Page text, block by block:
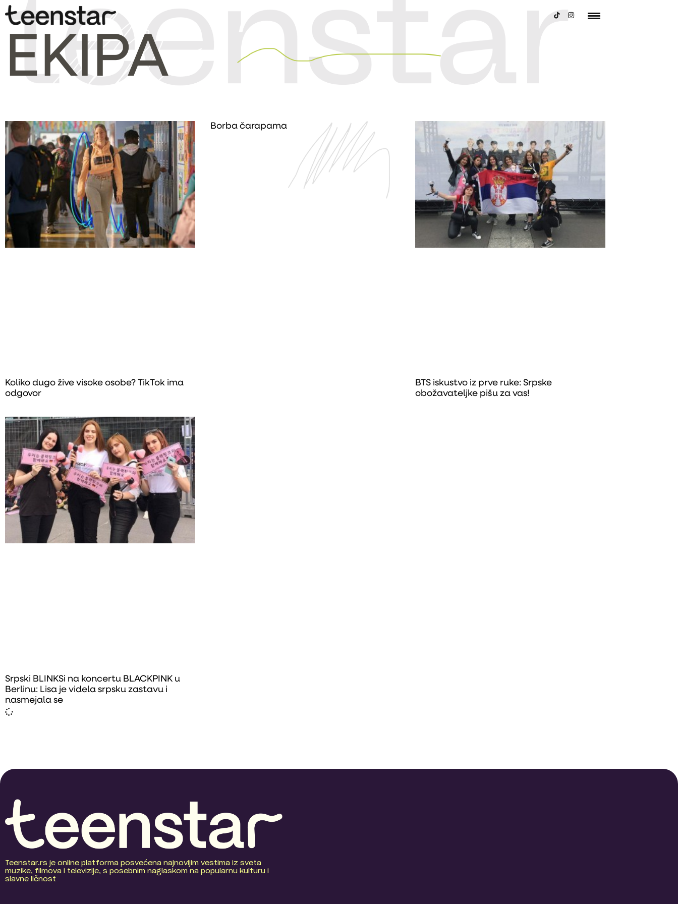
EKIPA
Koliko dugo žive visoke osobe? TikTok ima
odgovor
Borba čarapama
BTS iskustvo iz prve ruke: Srpske
obožavateljke pišu za vas!
Srpski BLINKSi na koncertu BLACKPINK u
Berlinu: Lisa je videla srpsku zastavu i
nasmejala se
Teenstar.rs je online platforma posvećena najnovijim vestima iz sveta
muzike, filmova i televizije, s posebnim naglaskom na popularnu kulturu i
slavne ličnost